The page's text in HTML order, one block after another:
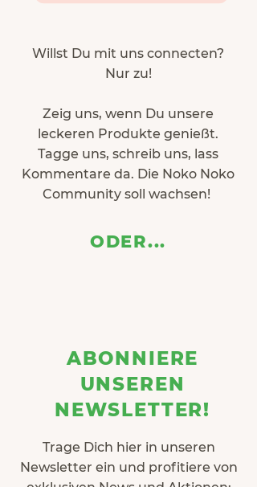
Willst Du mit uns connecten?
Nur zu!
Zeig uns, wenn Du unsere
leckeren Produkte genießt.
Tagge uns, schreib uns, lass
Kommentare da. Die Noko Noko
Community soll wachsen!
ODER...
ABONNIERE
UNSEREN
NEWSLETTER!
​Trage Dich hier in unseren
Newsletter ein und profitiere von